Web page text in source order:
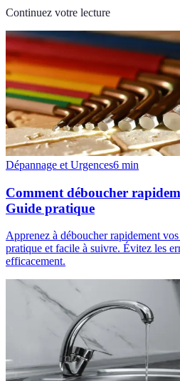
Continuez votre lecture
Dépannage et Urgences6 min
Comment déboucher
Guide pratique
Apprenez à déboucher rapidement
pratique et facile à suivre. Évitez les
efficacement.